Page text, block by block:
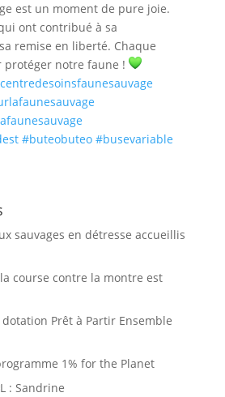
est un moment de pure joie.
ont contribué à sa
remise en liberté. Chaque
notre faune !
#buteobuteo #busevariable
sauvages en détresse accueillis
course contre la montre est
Prêt à Partir Ensemble
1% for the Planet
: Sandrine